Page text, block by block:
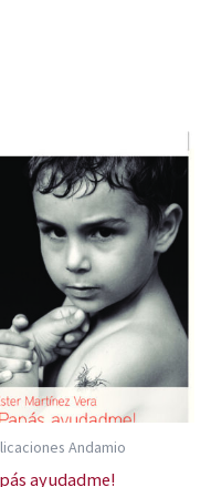
Andamio
ayudadme!